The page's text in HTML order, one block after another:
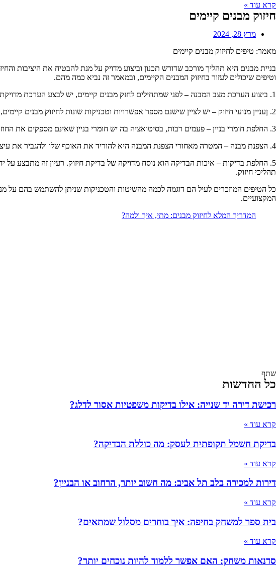
קרא עוד »
חיזוק מבנים קיימים
מרץ 28, 2024
מאמר: טיפים לחיזוק מבנים קיימים
בניית מבנים היא תהליך מורכב שדורש תכנון וביצוע מדויק על מנת להבטיח את היציבות
וטיפים שיכולים לעזור בחיזוק המבנים הקיימים, ובמאמר זה נביא כמה מהם.
1. ביצוע הערכת מצב המבנה – לפני שמתחילים לחזק מבנים קיימים, יש לבצע הערכת מדויקת של מצב המבנה. ניתן להשתמש בעזרתו של מהנדסים מוסמכים וציוד מיוחד כדי לאתר את הנזקים ואת האזורים החולים במבנה.
2. ןעניין מנועי חיזוק – יש לציין שישנם מספר אפשרויות וטכניקות שונות לחיזוק מבנים קיימים, והאיזור והסוג של החיזוק יכולים להשתנות בהתאם לגורמים שונים.
3. החלפת חומרי בניין – פעמים רבות, בסיטואציה בה יש חומרי בניין שאינם מספקים את החוזק הרצוי, ניתן לחזק אותם על ידי החלפתם בחומרי בניין איכותיים יותר ומתאימים יותר למטרה.
4. הצפנת מבנה – המטרה מאחורי הצפנת המבנה היא להוריד את האוכף שלו ולהגביר את עיצובו. בדרך כלל, מתחילים את תהליך ההצפנה על ידי התקנת מנועים (משמש כמסגרת למבנה) ואז מציבים אותם בתוך המבנה.
5. החלפת בדיקות – איכות הבדיקה הוא נוסח מדויקה של בדיקת חיזוק. רעיון זה מתבצע
תהליכי חיזוק.
כל הטיפים המוזכרים לעיל הם דוגמה לכמה מהשיטות והטכניקות שניתן להשתמש בהם על
המקצועיים.
המדריך המלא לחיזוק מבנים: מתי, איך ולמה?
שתף
כל החדשות
רכישת דירה יד שנייה: אילו בדיקות משפטיות אסור לדלג?
קרא עוד »
בדיקת חשמל תקופתית לעסק: מה כוללת הבדיקה?
קרא עוד »
דירות למכירה בלב תל אביב: מה חשוב יותר, הרחוב או הבניין?
קרא עוד »
בית ספר למשחק בחיפה: איך בוחרים מסלול שמתאים?
קרא עוד »
סדנאות משחק: האם אפשר ללמוד להיות נוכחים יותר?